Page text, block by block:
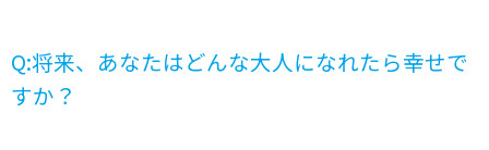
Q:将来、あなたはどんな大人になれたら幸せで
すか？